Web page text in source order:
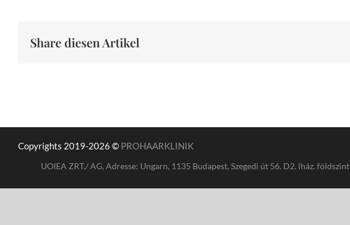
Share diesen Artikel
Copyrights 2019-2026 © PROHAARKLINIK
UOIEA ZRT./ AG, Adresse: Ungarn, 1135 Budapest, Szegedi út 56. D2. lház.